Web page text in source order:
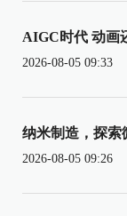
AIGC时代 动画
2026-08-05 09:33
纳米制造，探索
2026-08-05 09:26